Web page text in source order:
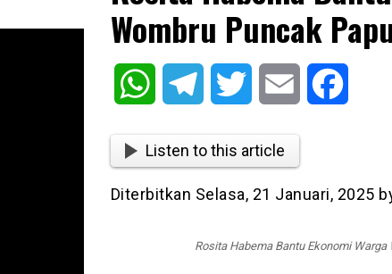
Wombru Puncak
WhatsAppTelegram Twitter Email
Listen to this article
Diterbitkan Selasa, 21 Januari, 2025
Rosita Habema Bantu Ekonomi